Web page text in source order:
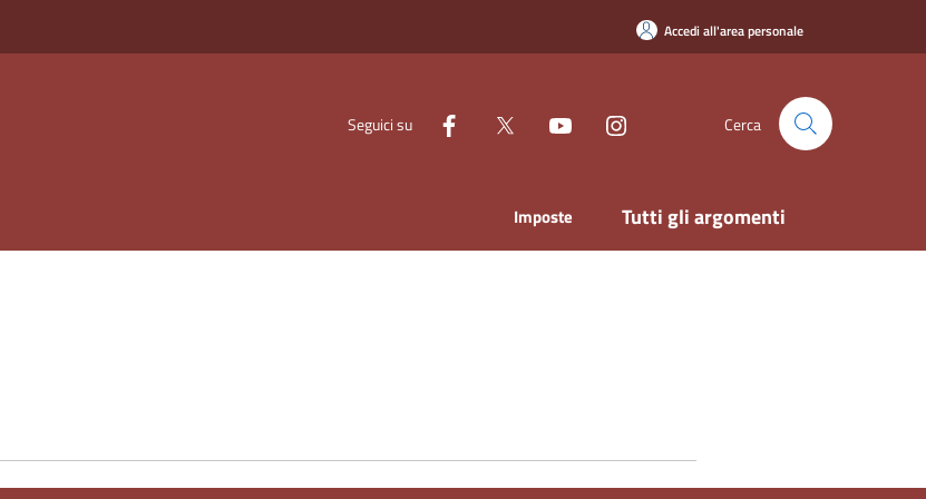
Accedi all'area personale
Seguici su Cerca
Imposte Tutti gli argomenti